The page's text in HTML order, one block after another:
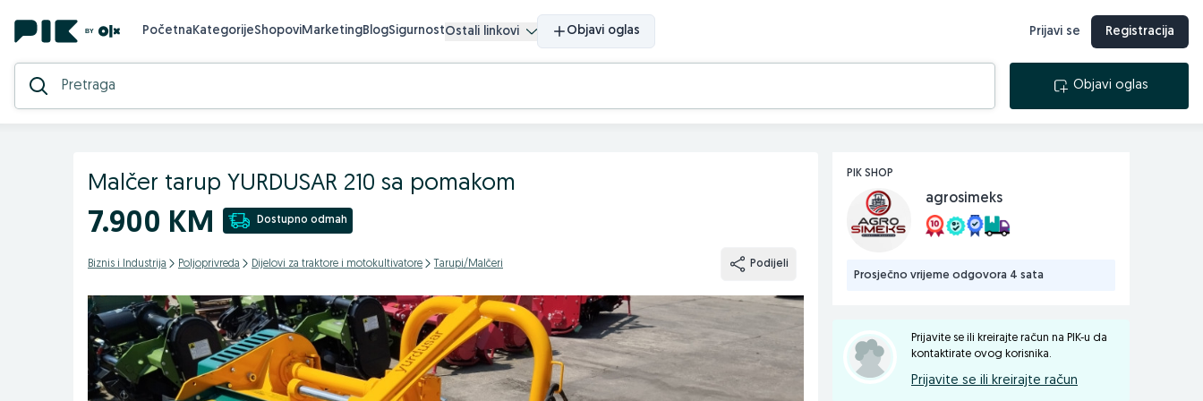
PočetnaKategorijeShopoviMarketingBlogSigurnostOstali linkovi Objavi oglas Prijavi se Registracija
Objavi oglas
Malčer tarup YURDUSAR 210 sa pomakom
7.900 KM Dostupno odmah
Biznis i Industrija Poljoprivreda Dijelovi za traktore i motokultivatore Tarupi/Malčeri Podijeli
PIK SHOP
agrosimeks
Prosječno vrijeme odgovora 4 sata
Prijavite se ili kreirajte račun na PIK-u da
kontaktirate ovog korisnika.
Prijavite se ili kreirajte račun